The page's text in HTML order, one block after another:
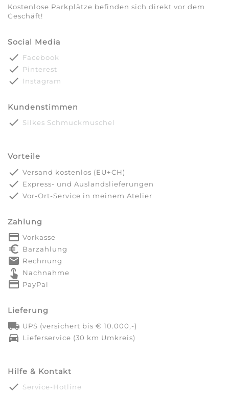
Kostenlose Parkplätze befinden sich direkt vor dem
Geschäft!
Social Media
done Facebook
done Pinterest
done Instagram
Kundenstimmen
done Silkes Schmuckmuschel
Vorteile
done Versand kostenlos (EU+CH)
done Express- und Auslandslieferungen
done Vor-Ort-Service in meinem Atelier
Zahlung
payment Vorkasse
euro_symbol Barzahlung
markunread Rechnung
touch_app Nachnahme
credit_card PayPal
Lieferung
local_shipping UPS (versichert bis € 10.000,-)
directions_car Lieferservice (30 km Umkreis)
Hilfe & Kontakt
done Service-Hotline